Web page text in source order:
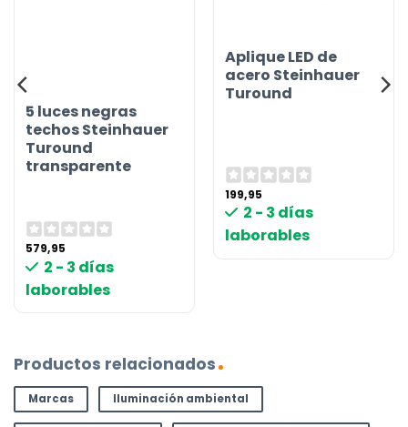
5 luces negras
techos Steinhauer
Turound
transparente
579,95
2 - 3 días
laborables
Aplique LED de
acero Steinhauer
Turound
199,95
2 - 3 días
laborables
Productos relacionados
Marcas Iluminación ambiental